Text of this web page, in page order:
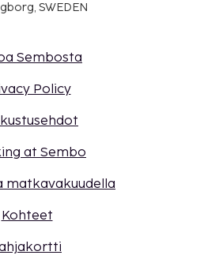
SWEDEN
Sembosta
Policy
at Sembo
matkavakuudella
Kohteet